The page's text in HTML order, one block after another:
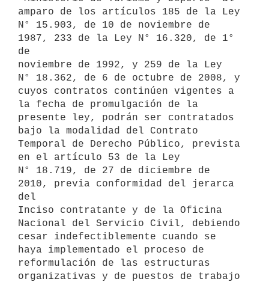
amparo de los artículos 185 de la Ley
N° 15.903, de 10 de noviembre de
1987, 233 de la Ley N° 16.320, de 1°
de
noviembre de 1992, y 259 de la Ley
N° 18.362, de 6 de octubre de 2008, y
cuyos contratos continúen vigentes a
la fecha de promulgación de la
presente ley, podrán ser contratados
bajo la modalidad del Contrato
Temporal de Derecho Público, prevista
en el artículo 53 de la Ley
N° 18.719, de 27 de diciembre de
2010, previa conformidad del jerarca
del
Inciso contratante y de la Oficina
Nacional del Servicio Civil, debiendo
cesar indefectiblemente cuando se
haya implementado el proceso de
reformulación de las estructuras
organizativas y de puestos de trabajo